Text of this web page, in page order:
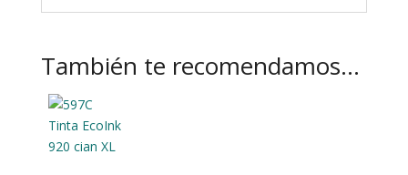
También te recomendamos…